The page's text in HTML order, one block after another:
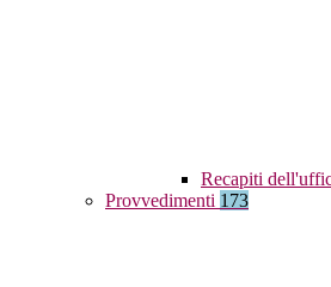
Recapiti
Provvedimenti 173